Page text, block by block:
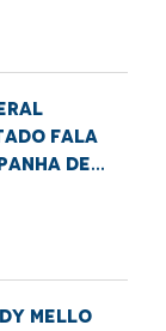
fala
de
da
Mello